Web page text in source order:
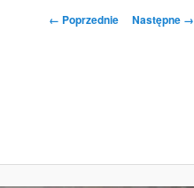
Nawigacja
← Poprzednie Następne →